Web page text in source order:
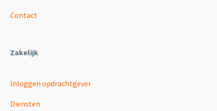
Contact
Zakelijk
Inloggen opdrachtgever
Diensten